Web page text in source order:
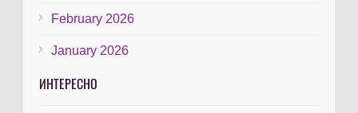
February 2026
January 2026
ИНТЕРЕСНО